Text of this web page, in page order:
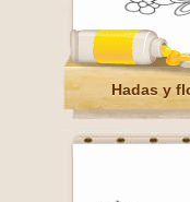
Hadas y